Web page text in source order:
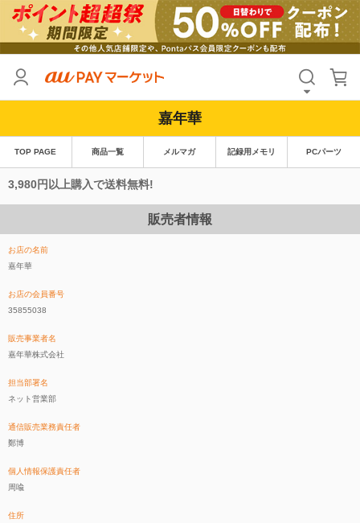
嘉年華
TOP PAGE 商品一覧 メルマガ 記録用メモリ PCパーツ
3,980円以上購入で送料無料!
販売者情報
お店の名前
嘉年華
お店の会員番号
35855038
販売事業者名
嘉年華株式会社
担当部署名
ネット営業部
通信販売業務責任者
鄭博
個人情報保護責任者
周喩
住所